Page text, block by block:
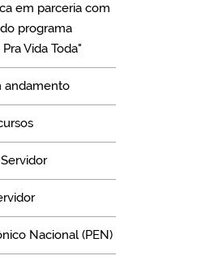
em parceria com
programa
Vida Toda"
andamento
Nacional (PEN)